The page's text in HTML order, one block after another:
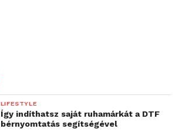
LIFESTYLE
Így indíthatsz saját ruhamárkát a DTF
bérnyomtatás segítségével